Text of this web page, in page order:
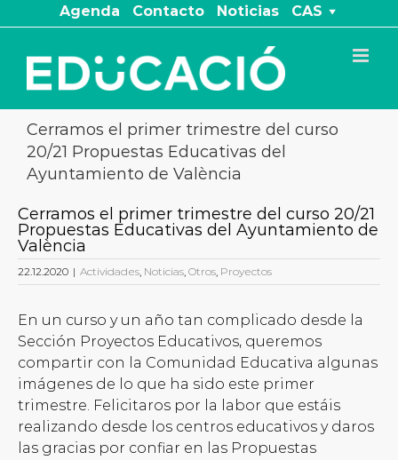
al
contenido
Agenda Contacto Noticias CAS
Cerramos el primer trimestre del curso
20/21 Propuestas Educativas del
Ayuntamiento de València
Cerramos el primer trimestre del curso 20/21
Propuestas Educativas del Ayuntamiento de
València
22.12.2020 | Actividades, Noticias, Otros, Proyectos
En un curso y un año tan complicado desde la
Sección Proyectos Educativos, queremos
compartir con la Comunidad Educativa algunas
imágenes de lo que ha sido este primer
trimestre. Felicitaros por la labor que estáis
realizando desde los centros educativos y daros
las gracias por confiar en las Propuestas